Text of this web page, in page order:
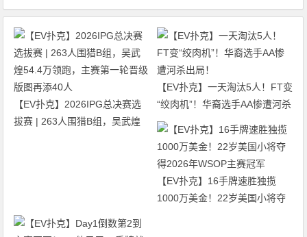
【EV扑克】2026IPG总决赛选
拔赛 | 263人围猎B组，吴武煌
【EV扑克】一天淘汰5人！FT变
“绞肉机”！华裔选手AA惨遭河杀
出局！
【EV扑克】16手牌速胜独揽
1000万美金！22岁美国小将夺